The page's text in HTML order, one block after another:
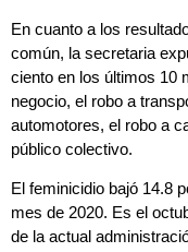
En cuanto a los
común, la secretaria
ciento en los últimos 10
negocio, el robo a
automotores, el robo a
público colectivo.
El feminicidio bajó 14.8
mes de 2020. Es el
de la actual